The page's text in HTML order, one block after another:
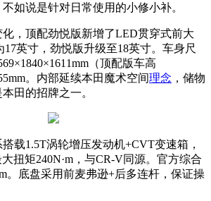
如说是针对日常使用的小修小补。
，顶配劲悦版新增了LED贯穿式前大
17英寸，劲悦版升级至18英寸。车身尺
（顶配版车高
。内部延续本田魔术空间理念 ，储物
田的招牌之一。
载1.5T涡轮增压发动机+CVT变速箱，
扭矩240N·m，与CR-V同源。官方综合
。底盘采用前麦弗逊+后多连杆，保证操